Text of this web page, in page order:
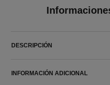
DESCRIPCIÓN
INFORMACIÓN ADICIONAL